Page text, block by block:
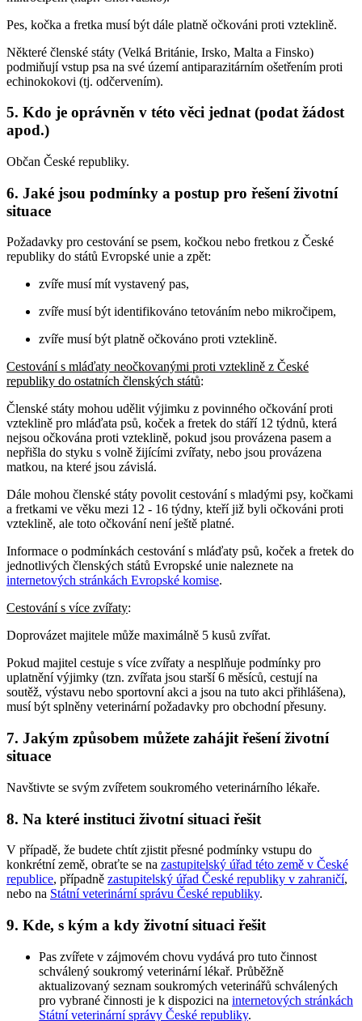
Pes, kočka a fretka musí být dále platně očkováni proti vzteklině.
Některé členské státy (Velká Británie, Irsko, Malta a Finsko)
podmiňují vstup psa na své území antiparazitárním ošetřením proti
echinokokovi (tj. odčervením).
5. Kdo je oprávněn v této věci jednat (podat žádost
apod.)
Občan České republiky.
6. Jaké jsou podmínky a postup pro řešení životní
situace
Požadavky pro cestování se psem, kočkou nebo fretkou z České
republiky do států Evropské unie a zpět:
zvíře musí mít vystavený pas,
zvíře musí být identifikováno tetováním nebo mikročipem,
zvíře musí být platně očkováno proti vzteklině.
Cestování s mláďaty neočkovanými proti vzteklině z České
republiky do ostatních členských států:
Členské státy mohou udělit výjimku z povinného očkování proti
vzteklině pro mláďata psů, koček a fretek do stáří 12 týdnů, která
nejsou očkována proti vzteklině, pokud jsou provázena pasem a
nepřišla do styku s volně žijícími zvířaty, nebo jsou provázena
matkou, na které jsou závislá.
Dále mohou členské státy povolit cestování s mladými psy, kočkami
a fretkami ve věku mezi 12 - 16 týdny, kteří již byli očkováni proti
vzteklině, ale toto očkování není ještě platné.
Informace o podmínkách cestování s mláďaty psů, koček a fretek do
jednotlivých členských států Evropské unie naleznete na
internetových stránkách Evropské komise.
Cestování s více zvířaty:
Doprovázet majitele může maximálně 5 kusů zvířat.
Pokud majitel cestuje s více zvířaty a nesplňuje podmínky pro
uplatnění výjimky (tzn. zvířata jsou starší 6 měsíců, cestují na
soutěž, výstavu nebo sportovní akci a jsou na tuto akci přihlášena),
musí být splněny veterinární požadavky pro obchodní přesuny.
7. Jakým způsobem můžete zahájit řešení životní
situace
Navštivte se svým zvířetem soukromého veterinárního lékaře.
8. Na které instituci životní situaci řešit
V případě, že budete chtít zjistit přesné podmínky vstupu do
konkrétní země, obraťte se na zastupitelský úřad této země v České
republice, případně zastupitelský úřad České republiky v zahraničí,
nebo na Státní veterinární správu České republiky.
9. Kde, s kým a kdy životní situaci řešit
Pas zvířete v zájmovém chovu vydává pro tuto činnost
schválený soukromý veterinární lékař. Průběžně
aktualizovaný seznam soukromých veterinářů schválených
pro vybrané činnosti je k dispozici na internetových stránkách
Státní veterinární správy České republiky.